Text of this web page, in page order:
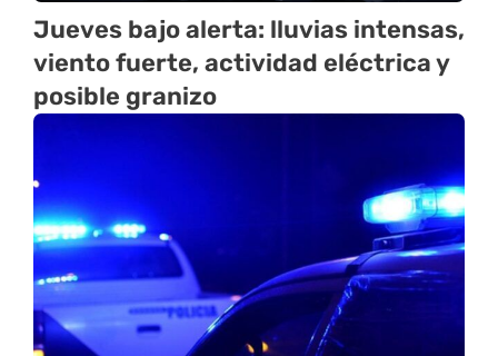
Jueves bajo alerta: lluvias intensas,
viento fuerte, actividad eléctrica y
posible granizo